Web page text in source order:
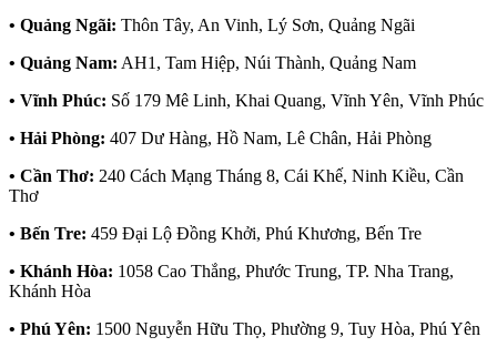
• Quảng Ngãi: Thôn Tây, An Vinh, Lý Sơn, Quảng Ngãi
• Quảng Nam: AH1, Tam Hiệp, Núi Thành, Quảng Nam
• Vĩnh Phúc: Số 179 Mê Linh, Khai Quang, Vĩnh Yên, Vĩnh Phúc
• Hải Phòng: 407 Dư Hàng, Hồ Nam, Lê Chân, Hải Phòng
• Cần Thơ: 240 Cách Mạng Tháng 8, Cái Khế, Ninh Kiều, Cần
Thơ
• Bến Tre: 459 Đại Lộ Đồng Khởi, Phú Khương, Bến Tre
• Khánh Hòa: 1058 Cao Thắng, Phước Trung, TP. Nha Trang,
Khánh Hòa
• Phú Yên: 1500 Nguyễn Hữu Thọ, Phường 9, Tuy Hòa, Phú Yên